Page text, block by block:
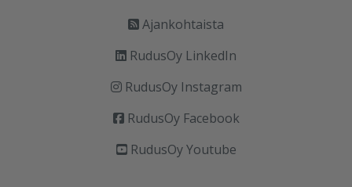
Ajankohtaista
RudusOy LinkedIn
RudusOy Instagram
RudusOy Facebook
RudusOy Youtube